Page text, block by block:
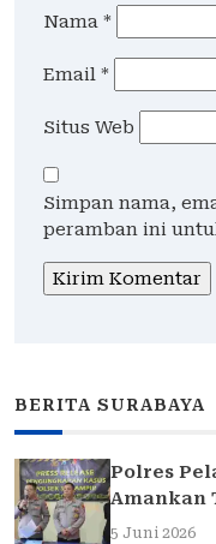
Nama *
Email *
Situs Web
Simpan nama,
peramban ini
BERITA SURABAYA
Polres
Amankan
Traffic
5 Juni 2026